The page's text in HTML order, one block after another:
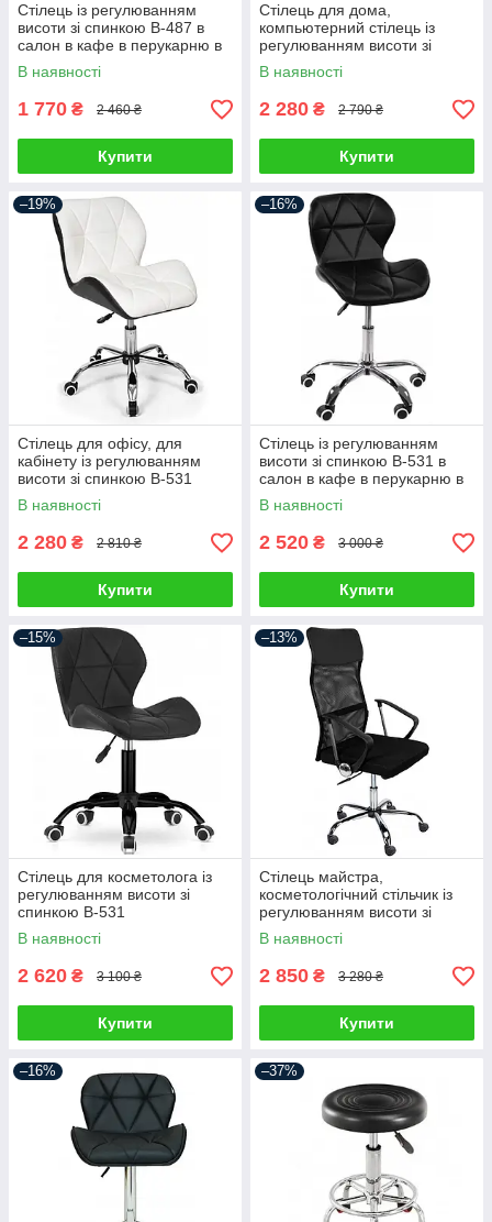
Стілець із регулюванням
висоти зі спинкою B-487 в
салон в кафе в перукарню в
офіс стільчик для салону
краси
В наявності
1 770 ₴ 2 460 ₴
Купити
Стілець для дома,
компьютерний стілець із
регулюванням висоти зі
спинкою B-531
В наявності
2 280 ₴ 2 790 ₴
Купити
–19%
Стілець для офісу, для
кабінету із регулюванням
висоти зі спинкою B-531
В наявності
2 280 ₴ 2 810 ₴
Купити
–16%
Стілець із регулюванням
висоти зі спинкою B-531 в
салон в кафе в перукарню в
офіс стільчик для салону
краси
В наявності
2 520 ₴ 3 000 ₴
Купити
–15%
Стілець для косметолога із
регулюванням висоти зі
спинкою B-531
В наявності
2 620 ₴ 3 100 ₴
Купити
–13%
Стілець майстра,
косметологічний стільчик із
регулюванням висоти зі
спинкою Manager
В наявності
2 850 ₴ 3 280 ₴
Купити
–16% –37%